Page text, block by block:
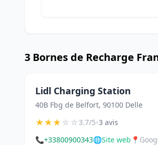
3 Bornes de Recharge
Lidl Charging Station
40B Fbg de Belfort, 90100 Delle
★★★☆☆3.7/5•3 avis
📞+33800900343🌐Site web 📍